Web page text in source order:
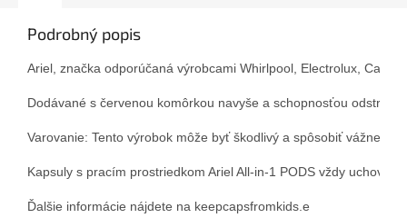
Podrobný popis
Ariel, značka odporúčaná výrobcami Whirlpool, Electrolux,
Dodávané s červenou komôrkou navyše a schopnosťou
Varovanie: Tento výrobok môže byť škodlivý a spôsobiť vážne
Kapsuly s pracím prostriedkom Ariel All-in-1 PODS vždy
Ďalšie informácie nájdete na keepcapsfromkids.e